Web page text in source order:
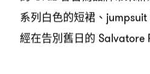
系列白色的短裙、 jumpsuit
經在告別舊日的 Salvatore